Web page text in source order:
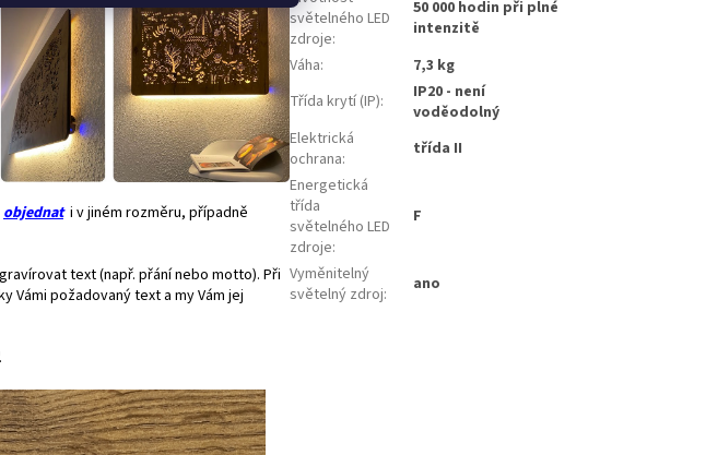
objednat i v jiném rozměru, případně
text (např. přání nebo motto). Při
Vámi požadovaný text a my Vám jej
světelného LED
zdroje:
50 000 hodin při plné
intenzitě
Váha:
7,3 kg
Třída krytí (IP):
IP20 - není
voděodolný
Elektrická
ochrana:
třída II
Energetická
třída
světelného LED
zdroje:
F
Vyměnitelný
světelný zdroj: ano